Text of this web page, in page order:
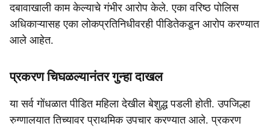
दबावाखाली काम केल्याचे गंभीर आरोप केले. एका वरिष्ठ पोलिस
अधिकाऱ्यासह एका लोकप्रतिनिधीवरही पीडितेकडून आरोप करण्यात
आले आहेत.
प्रकरण चिघळल्यानंतर गुन्हा दाखल
या सर्व गोंधळात पीडित महिला देखील बेशुद्ध पडली होती. उपजिल्हा
रुग्णालयात तिच्यावर प्राथमिक उपचार करण्यात आले. प्रकरण